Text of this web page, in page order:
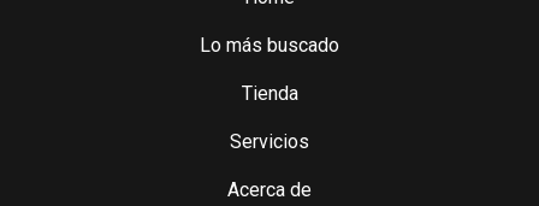
Lo más buscado
Tienda
Servicios
Acerca de